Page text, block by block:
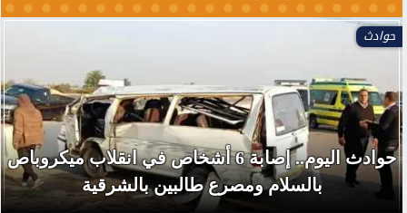
حوادث
حوادث اليوم.. إصابة 6 أشخاص في انقلاب ميكروباص
بالسلام ومصرع طالبين بالشرقية